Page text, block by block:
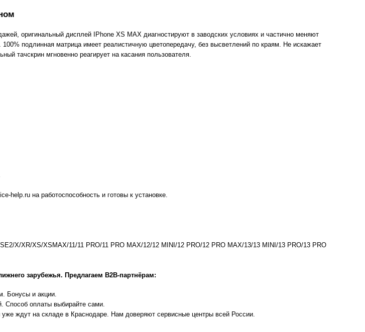
оригинальный дисплей IPhone XS MAX диагностируют в заводских условиях и частично меняют
подлинная матрица имеет реалистичную цветопередачу, без высветлений по краям. Не искажает
тачскрин мгновенно реагирует на касания пользователя.
на работоспособность и готовы к установке.
X/XR/XS/XSMAX/11/11 PRO/11 PRO MAX/12/12 MINI/12 PRO/12 PRO MAX/13/13 MINI/13 PRO/13 PRO
зарубежья. Предлагаем В2В-партнёрам:
Бонусы и акции.
оплаты выбирайте сами.
ждут на складе в Краснодаре. Нам доверяют сервисные центры всей России.